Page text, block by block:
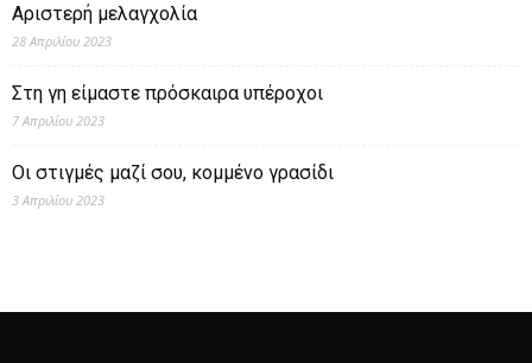
Αριστερή μελαγχολία
28 Απριλίου 2023
Στη γη είμαστε πρόσκαιρα υπέροχοι
7 Απριλίου 2023
Οι στιγμές μαζί σου, κομμένο γρασίδι
3 Απριλίου 2023